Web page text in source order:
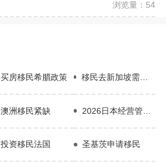
浏览量：54
买房移民希腊政策
澳洲移民紧缺
投资移民法国 圣基茨申请移民